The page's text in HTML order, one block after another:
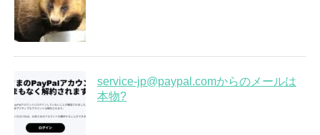
service-jp@paypal.comからのメールは
本物?